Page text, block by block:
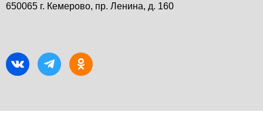
650065 г. Кемерово, пр. Ленина, д. 160